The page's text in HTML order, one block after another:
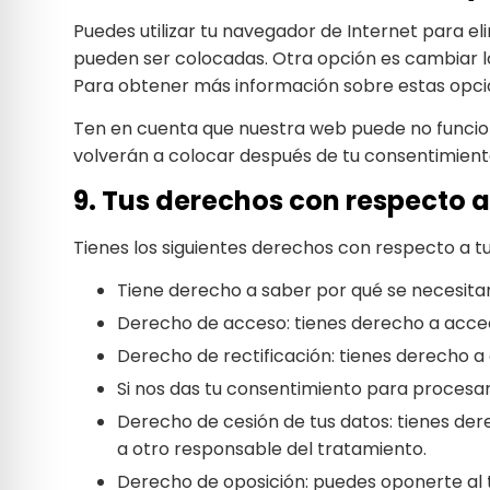
Puedes utilizar tu navegador de Internet para
pueden ser colocadas. Otra opción es cambiar
Para obtener más información sobre estas
Ten en cuenta que nuestra web puede no
volverán a colocar después de tu
9. Tus derechos con respecto
Tienes los siguientes derechos con respecto a
Tiene derecho a saber por qué se
Derecho de acceso: tienes derecho a
Derecho de rectificación: tienes derecho
Si nos das tu consentimiento para
Derecho de cesión de tus datos: tienes
a otro responsable del tratamiento.
Derecho de oposición: puedes oponerte